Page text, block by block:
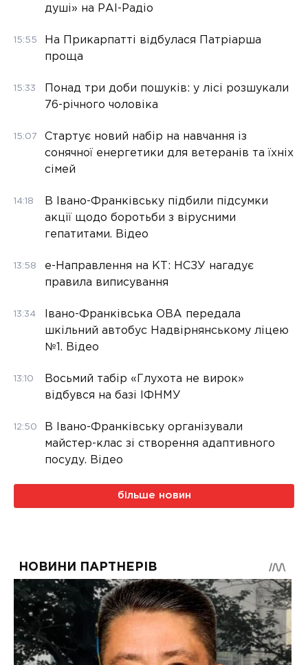
душі» на РАІ-Радіо
15:55
На Прикарпатті відбулася Патріарша
проща
15:33
Понад три доби пошуків: у лісі розшукали
76-річного чоловіка
15:07
Стартує новий набір на навчання із
сонячної енергетики для ветеранів та їхніх
сімей
14:18
В Івано-Франківську підбили підсумки
акції щодо боротьби з вірусними
гепатитами. Відео
13:58
е-Направлення на КТ: НСЗУ нагадує
правила виписування
13:34
Івано-Франківська ОВА передала
шкільний автобус Надвірнянському ліцею
№1. Відео
13:10
Восьмий табір «Глухота не вирок»
відбувся на базі ІФНМУ
12:50
В Івано-Франківську організували
майстер-клас зі створення адаптивного
посуду. Відео
більше новин